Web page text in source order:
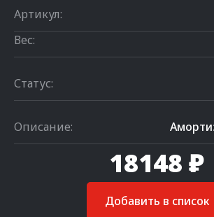
Артикул:
Вес:
Статус:
Описание:
18148 ₽
Добавить в список